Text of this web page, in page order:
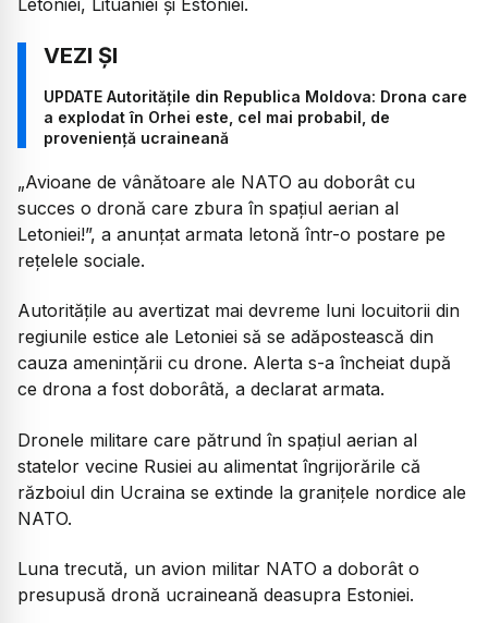
Letoniei, Lituaniei și Estoniei.
UPDATE Autoritățile din Republica Moldova: Drona care
a explodat în Orhei este, cel mai probabil, de
proveniență ucraineană
„Avioane de vânătoare ale NATO au doborât cu
succes o dronă care zbura în spațiul aerian al
Letoniei!”, a anunțat armata letonă într-o postare pe
rețelele sociale.
Autoritățile au avertizat mai devreme luni locuitorii din
regiunile estice ale Letoniei să se adăpostească din
cauza amenințării cu drone. Alerta s-a încheiat după
ce drona a fost doborâtă, a declarat armata.
Dronele militare care pătrund în spațiul aerian al
statelor vecine Rusiei au alimentat îngrijorările că
războiul din Ucraina se extinde la granițele nordice ale
NATO.
Luna trecută, un avion militar NATO a doborât o
presupusă dronă ucraineană deasupra Estoniei.